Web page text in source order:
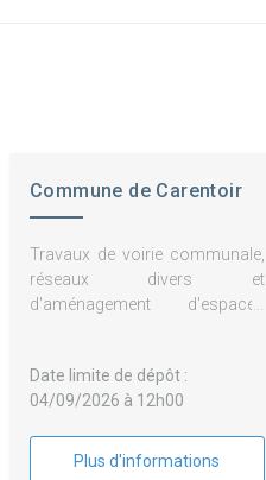
Commune de Carentoir
Travaux de voirie communale,
réseaux divers et
d'aménagement d'espaces
Date limite de dépôt :
04/09/2026 à 12h00
Plus d'informations